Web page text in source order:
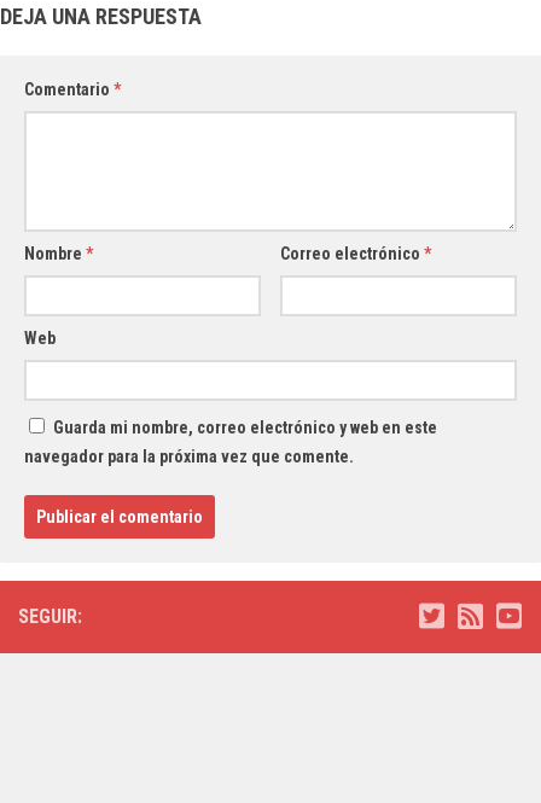
DEJA UNA RESPUESTA
Comentario *
Nombre * Correo electrónico*
Web
Guarda mi nombre, correo electrónico y web en este
navegador para la próxima vez que comente.
SEGUIR: